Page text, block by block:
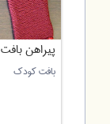
پیراهن بافت
بافت کودک